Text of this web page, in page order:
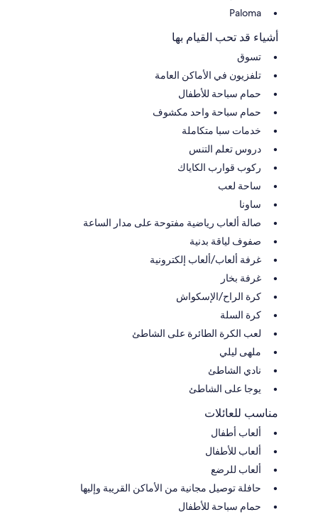
Paloma
أشياء قد تحب القيام بها
تسوق
تلفزيون في الأماكن العامة
حمام سباحة للأطفال
حمام سباحة واحد مكشوف
خدمات سبا متكاملة
دروس تعلم التنس
ركوب قوارب الكاياك
ساحة لعب
ساونا
صالة ألعاب رياضية مفتوحة على مدار الساعة
صفوف لياقة بدنية
غرفة ألعاب/ألعاب إلكترونية
غرفة بخار
كرة الراح/الإسكواش
كرة السلة
لعب الكرة الطائرة على الشاطئ
ملهى ليلي
نادي الشاطئ
يوجا على الشاطئ
مناسب للعائلات
ألعاب أطفال
ألعاب للأطفال
ألعاب للرضع
حافلة توصيل مجانية من الأماكن القريبة وإليها
حمام سباحة للأطفال